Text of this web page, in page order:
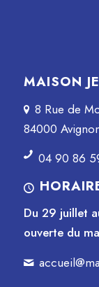
MAISON
8 Rue de
84000
04 90 86
Du 29 juillet
ouverte du